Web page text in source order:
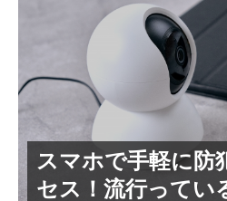
スマホで手軽に防
セス！流行ってい